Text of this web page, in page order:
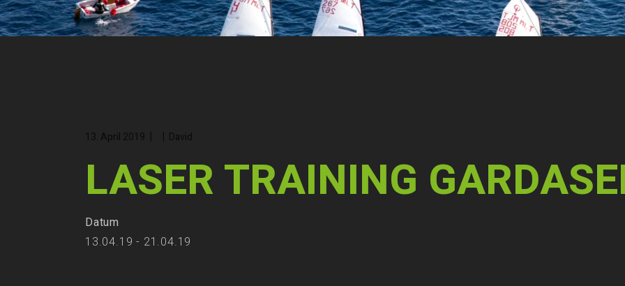
13. April 2019 David
LASER TRAINING
Datum
13.04.19 - 21.04.19